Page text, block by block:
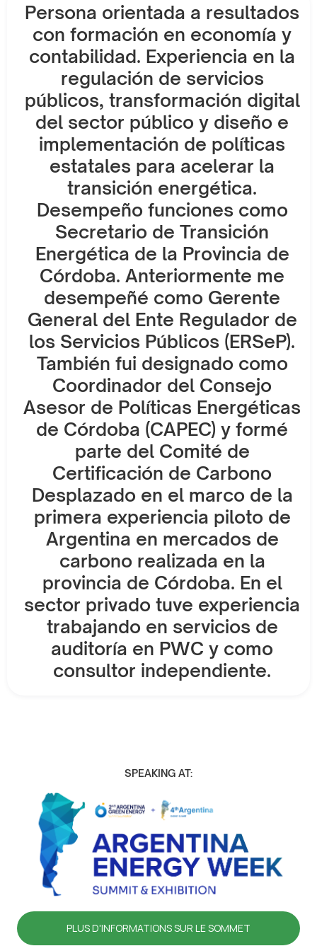
Persona orientada a resultados
con formación en economía y
contabilidad. Experiencia en la
regulación de servicios
públicos, transformación digital
del sector público y diseño e
implementación de políticas
estatales para acelerar la
transición energética.
Desempeño funciones como
Secretario de Transición
Energética de la Provincia de
Córdoba. Anteriormente me
desempeñé como Gerente
General del Ente Regulador de
los Servicios Públicos (ERSeP).
También fui designado como
Coordinador del Consejo
Asesor de Políticas Energéticas
de Córdoba (CAPEC) y formé
parte del Comité de
Certificación de Carbono
Desplazado en el marco de la
primera experiencia piloto de
Argentina en mercados de
carbono realizada en la
provincia de Córdoba. En el
sector privado tuve experiencia
trabajando en servicios de
auditoría en PWC y como
consultor independiente.
SPEAKING AT:
PLUS D'INFORMATIONS SUR LE SOMMET